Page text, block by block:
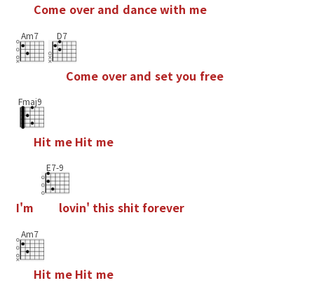
Come over and dancewith me
Am7 D7
Come over and set you free
Fmaj9
Hit me Hit me
I'm
E7-9
lovin' this shitforever
Am7
Hit me Hit me